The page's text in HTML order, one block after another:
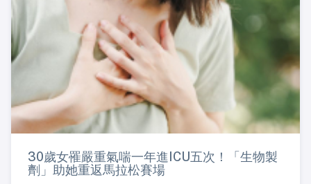
30歲女罹嚴重氣喘一年進ICU五次！「生物製
劑」助她重返馬拉松賽場